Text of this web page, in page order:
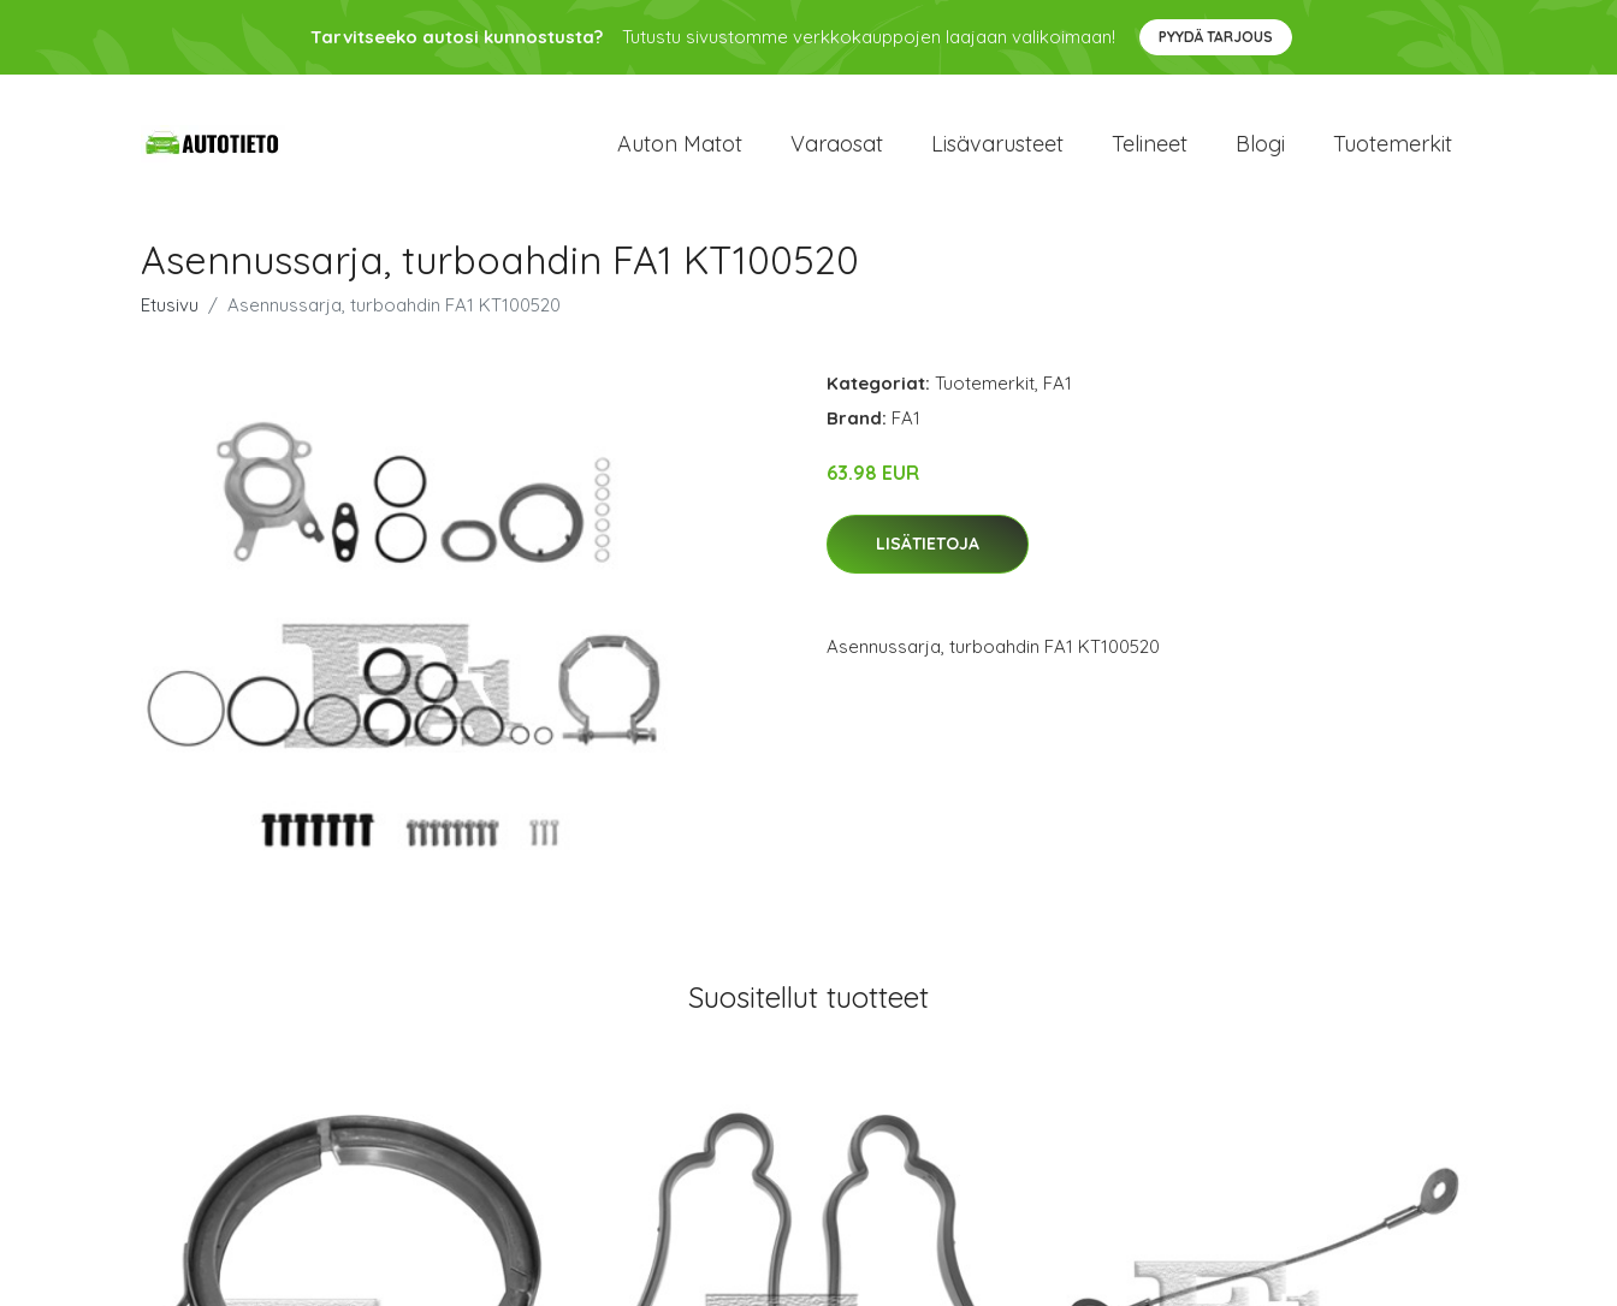
Tarvitseeko autosi kunnostusta? Tutustu sivustomme verkkokauppojen laajaan valikoimaan! PYYDÄ TARJOUS
Auton Matot Varaosat Lisävarusteet Telineet Blogi Tuotemerkit
Asennussarja, turboahdin FA1 KT100520
Etusivu Asennussarja, turboahdin FA1 KT100520
Kategoriat: Tuotemerkit, FA1
Brand: FA1
63.98 EUR
LISÄTIETOJA
Asennussarja, turboahdin FA1 KT100520
Suositellut tuotteet